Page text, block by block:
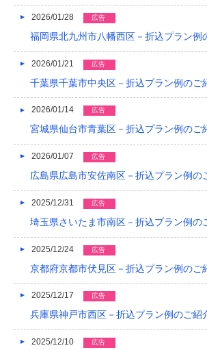
2019/04
2019/03
2019/02
2019/01
2018/12
2018/11
2018/10
2018/09
2018/08
2018/07
2018/04
2026/01/28 広告
福岡県北九州市八幡西区－折込プラン例
2026/01/21 広告
千葉県千葉市中央区－折込プラン例のご
2026/01/14 広告
宮城県仙台市青葉区－折込プラン例のご
2026/01/07 広告
広島県広島市安佐南区－折込プラン例の
2025/12/31 広告
埼玉県さいたま市南区－折込プラン例の
2025/12/24 広告
京都府京都市伏見区－折込プラン例のご
2025/12/17 広告
兵庫県神戸市西区－折込プラン例のご紹
2025/12/10 広告